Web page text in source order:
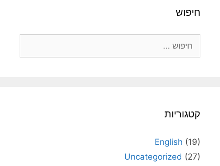
חיפוש
קטגוריות
English (19)
Uncategorized (27)